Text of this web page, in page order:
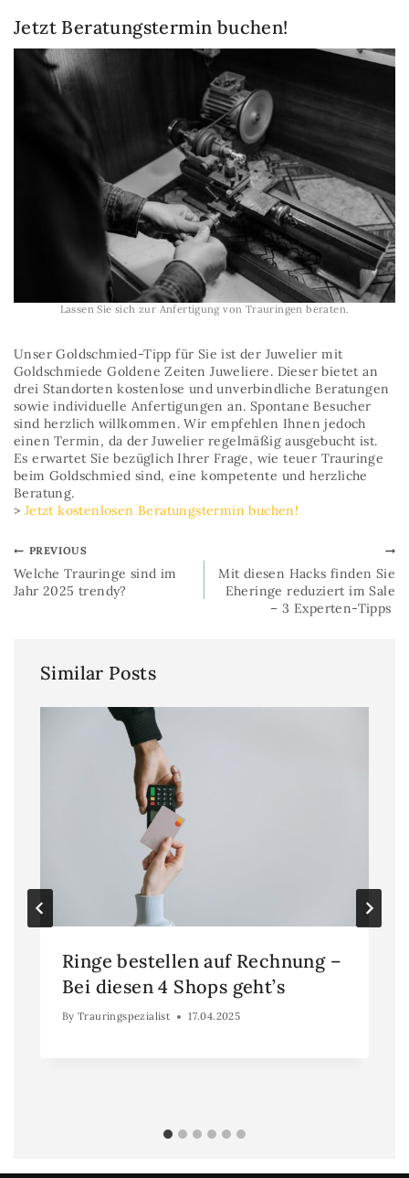
Jetzt Beratungstermin buchen!
Lassen Sie sich zur Anfertigung von Trauringen beraten.
Unser Goldschmied-Tipp für Sie ist der Juwelier mit
Goldschmiede Goldene Zeiten Juweliere. Dieser bietet an
drei Standorten kostenlose und unverbindliche Beratungen
sowie individuelle Anfertigungen an. Spontane Besucher
sind herzlich willkommen. Wir empfehlen Ihnen jedoch
einen Termin, da der Juwelier regelmäßig ausgebucht ist.
Es erwartet Sie bezüglich Ihrer Frage, wie teuer Trauringe
beim Goldschmied sind, eine kompetente und herzliche
Beratung.
> Jetzt kostenlosen Beratungstermin buchen!
PREVIOUS
Welche Trauringe sind im
Jahr 2025 trendy?
Mit diesen Hacks finden Sie
Eheringe reduziert im Sale
– 3 Experten-Tipps
Similar Posts
Ringe bestellen auf Rechnung –
Bei diesen 4 Shops geht’s
By Trauringspezialist 17.04.2025